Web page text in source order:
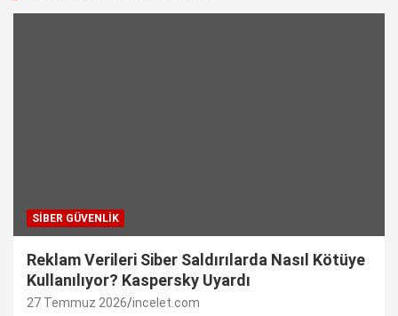
SIBER GÜVENLIK
Reklam Verileri Siber Saldırılarda Nasıl Kötüye
Kullanılıyor? Kaspersky Uyardı
27 Temmuz 2026 incelet.com